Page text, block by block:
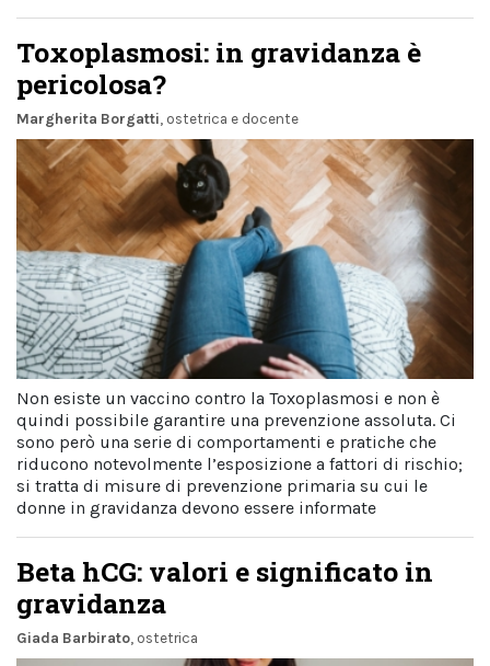
Toxoplasmosi: in gravidanza è
pericolosa?
Margherita Borgatti , ostetrica e docente
Non esiste un vaccino contro la Toxoplasmosi e non è
quindi possibile garantire una prevenzione assoluta. Ci
sono però una serie di comportamenti e pratiche che
riducono notevolmente l’esposizione a fattori di rischio;
si tratta di misure di prevenzione primaria su cui le
donne in gravidanza devono essere informate
Beta hCG: valori e significato in
gravidanza
Giada Barbirato, ostetrica